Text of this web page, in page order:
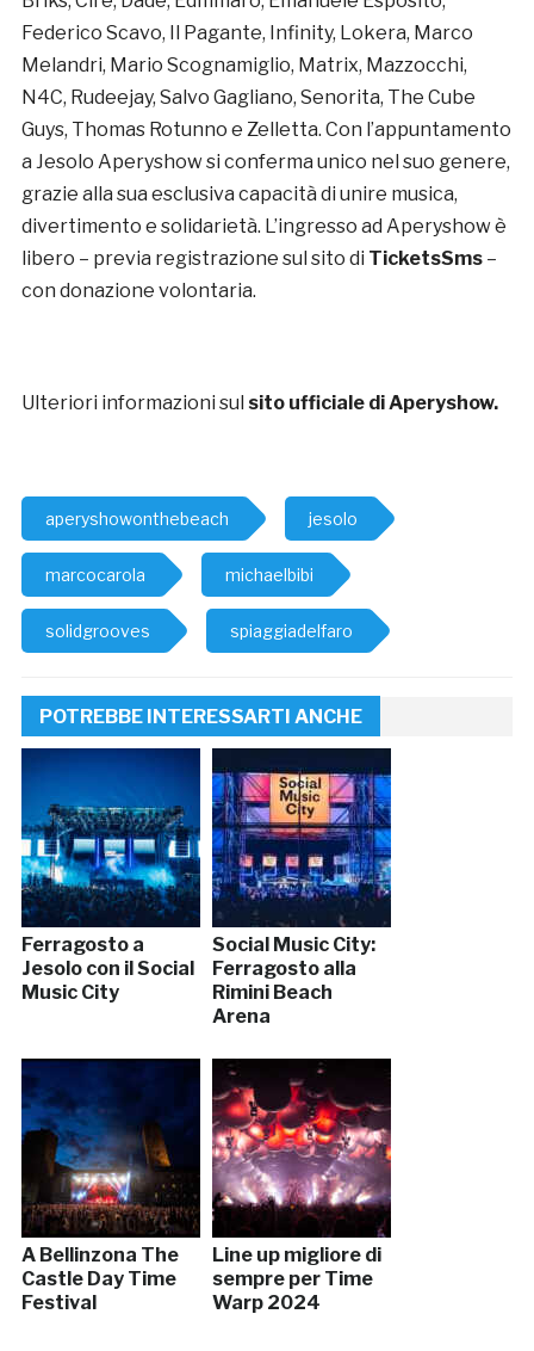
Federico Scavo, Il Pagante, Infinity, Lokera, Marco
Melandri, Mario Scognamiglio, Matrix, Mazzocchi,
N4C, Rudeejay, Salvo Gagliano, Senorita, The Cube
Guys, Thomas Rotunno e Zelletta. Con l’appuntamento
a Jesolo Aperyshow si conferma unico nel suo genere,
grazie alla sua esclusiva capacità di unire musica,
divertimento e solidarietà. L’ingresso ad Aperyshow è
libero – previa registrazione sul sito di TicketsSms–
con donazione volontaria.
Ulteriori informazioni sul sito ufficiale di Aperyshow.
aperyshowonthebeach jesolo
marcocarola michaelbibi
solidgrooves spiaggiadelfaro
POTREBBE INTERESSARTI ANCHE
Ferragosto a
Jesolo con il Social
Music City
Social Music City:
Ferragosto alla
Rimini Beach
Arena
A Bellinzona The
Castle Day Time
Festival
Line up migliore di
sempre per Time
Warp 2024